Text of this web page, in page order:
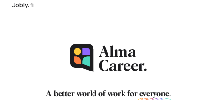
Jobly.fi
A better world of work for everyone.